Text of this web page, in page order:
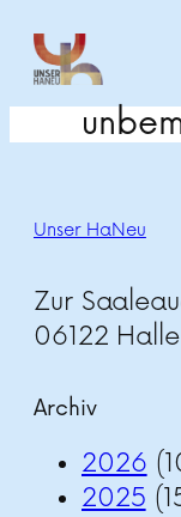
Zum
Inhalt
springen
Unser HaNeu
Zur
06122
Archiv
2026
2025